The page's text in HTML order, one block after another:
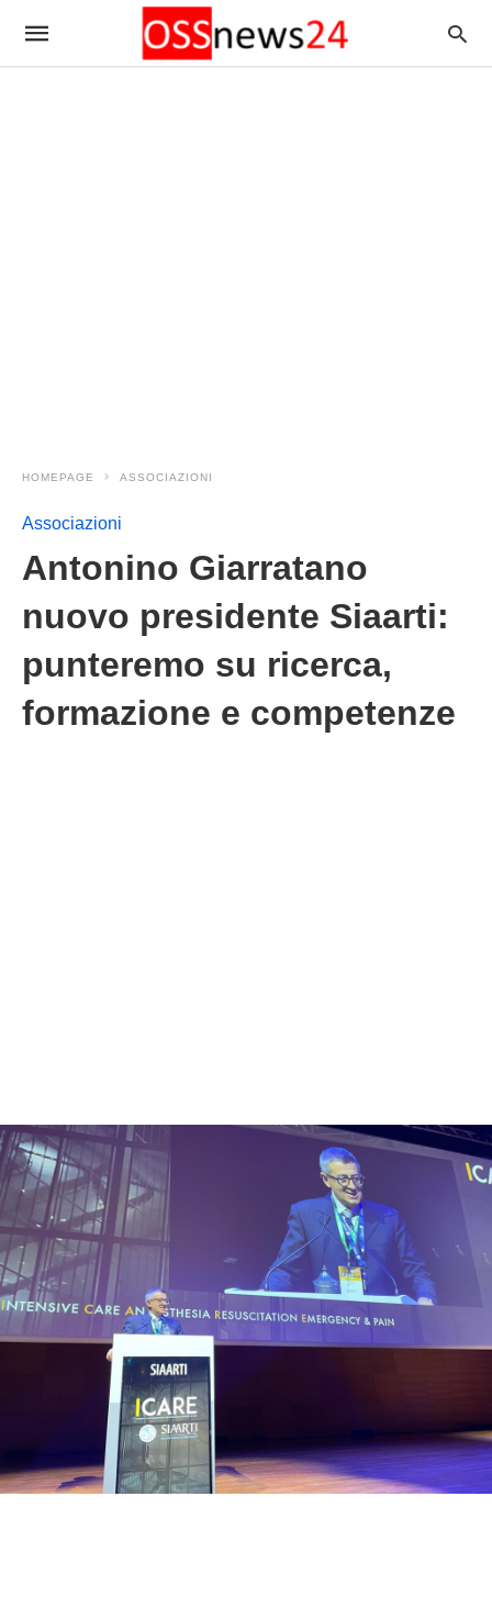
HOMEPAGE ASSOCIAZIONI
Associazioni
Antonino Giarratano
nuovo presidente Siaarti:
punteremo su ricerca,
formazione e competenze